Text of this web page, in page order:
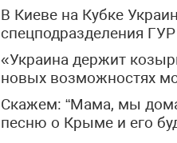
В Киеве на Кубке
спецподразделения
«Украина держит
новых возможностях
Скажем: “Мама, мы
песню о Крыме и его